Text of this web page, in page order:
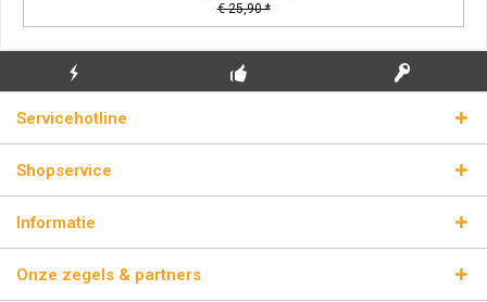
€ 25,90 *
BLIKSEMVERZENDING
LICENTIESLEUTELS
Servicehotline
Shopservice
Informatie
Onze zegels & partners